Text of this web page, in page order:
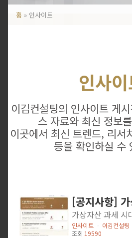
홈 » 인사이트
인사
이김컨설팅의 인사이트 게
스 자료와 최신 정보
이곳에서 최신 트렌드, 리서
등을 확인하실 수
인사이트 ㆍ 이김컨설팅
조회 19590